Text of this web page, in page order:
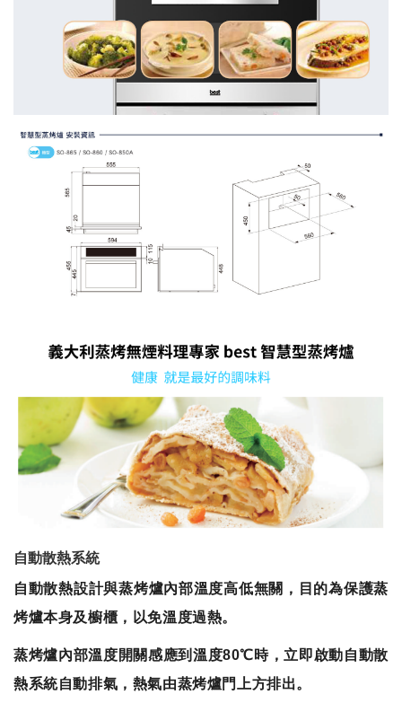
自動散熱系統
自動散熱設計與蒸烤爐內部溫度高低無關，目的為保護蒸
烤爐本身及櫥櫃，以免溫度過熱。
蒸烤爐內部溫度開關感應到溫度80℃時，立即啟動自動散
熱系統自動排氣，熱氣由蒸烤爐門上方排出。